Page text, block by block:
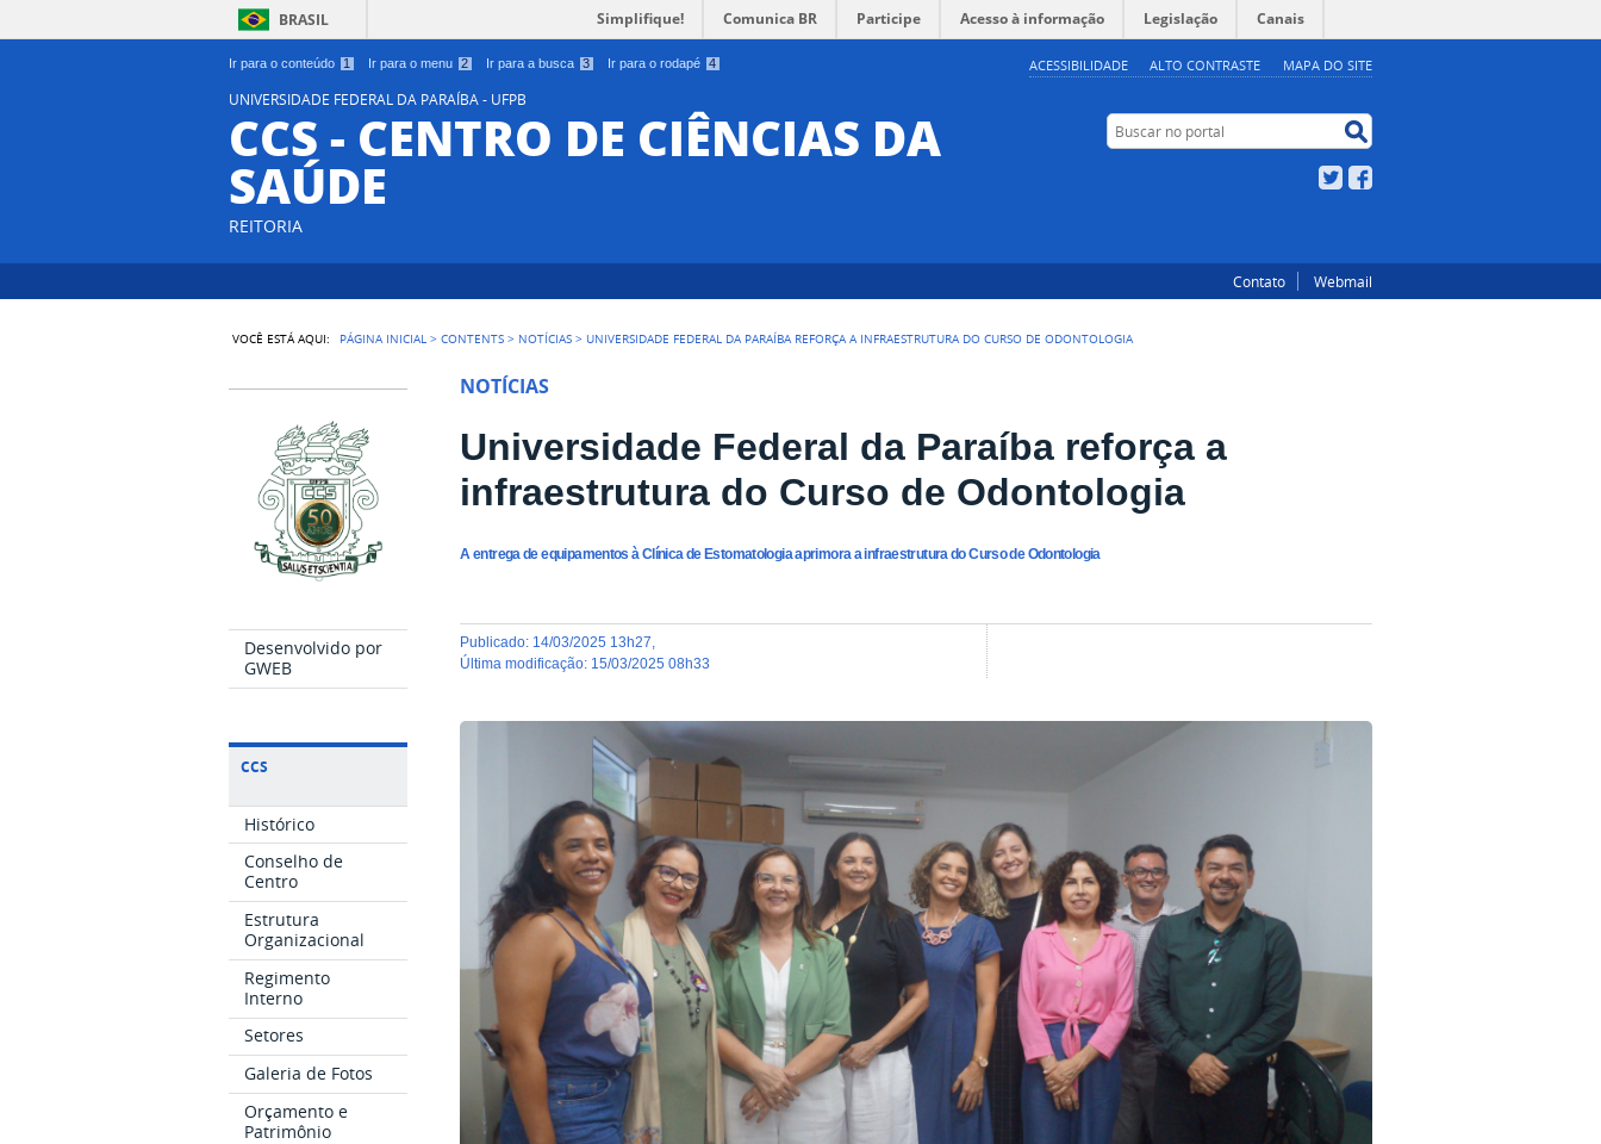
Ir para o conteúdo 1 Ir para o menu 2 Ir para a busca 3 Ir para o rodapé 4 ACESSIBILIDADE ALTO CONTRASTE MAPA DO SITE
BRASIL Simplifique! Comunica BR Participe Acesso à informação Legislação Canais
UNIVERSIDADE FEDERAL DA PARAÍBA - UFPB
CCS - CENTRO DE CIÊNCIAS DA
SAÚDE
REITORIA
Buscar no portal
Twitter
Contato Webmail
VOCÊ ESTÁ AQUI: PÁGINA INICIAL >CONTENTS > NOTÍCIAS > UNIVERSIDADE FEDERAL DA PARAÍBA REFORÇA A INFRAESTRUTURA DO CURSO DE ODONTOLOGIA
Desenvolvido por
GWEB
CCS
Histórico
Conselho de
Centro
Estrutura
Organizacional
Regimento
Interno
Setores
Galeria de Fotos
Orçamento e
Patrimônio
NOTÍCIAS
Universidade Federal da Paraíba reforça a
infraestrutura do Curso de Odontologia
A entrega de equipamentos à Clínica de Estomatologia aprimora a infraestrutura do Curso de Odontologia
publicado: 14/03/2025 13h27
última modificação: 15/03/2025 08h33